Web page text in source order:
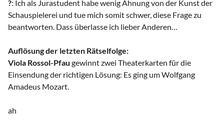
?: Ich als Jurastudent habe wenig Ahnung von der Kunst der
Schauspielerei und tue mich somit schwer, diese Frage zu
beantworten. Dass überlasse ich lieber Anderen…
Auflösung der letzten Rätselfolge:
Viola Rossol-Pfau gewinnt zwei Theaterkarten für die
Einsendung der richtigen Lösung: Es ging um Wolfgang
Amadeus Mozart.
ah